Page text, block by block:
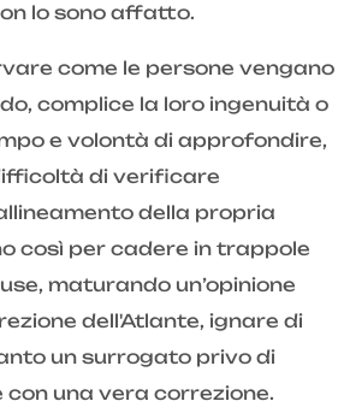
lo sono affatto.
come le persone vengano
complice la loro ingenuità o
e volontà di approfondire,
di verificare
della propria
così per cadere in trappole
maturando un’opinione
dell'Atlante, ignare di
un surrogato privo di
con una vera correzione.